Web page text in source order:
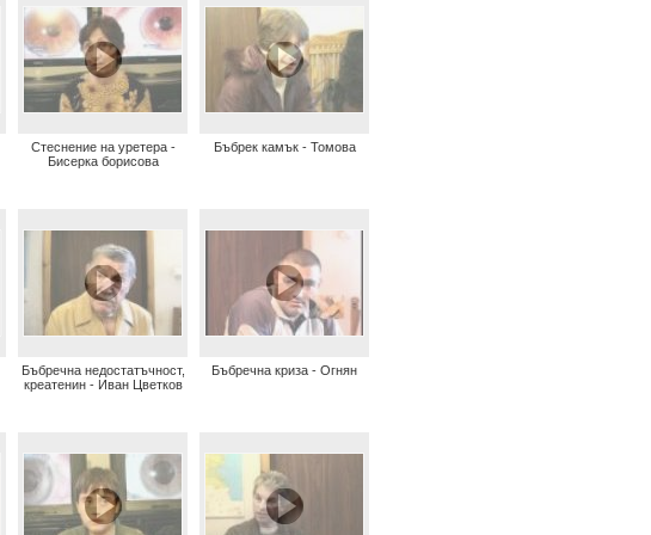
Стеснение на уретера -
Бисерка борисова
Бъбрек камък - Томова
Бъбречна недостатъчност,
креатенин - Иван Цветков
Бъбречна криза - Огнян